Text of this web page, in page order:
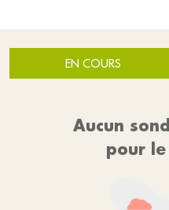
EN COURS
Aucun
pour